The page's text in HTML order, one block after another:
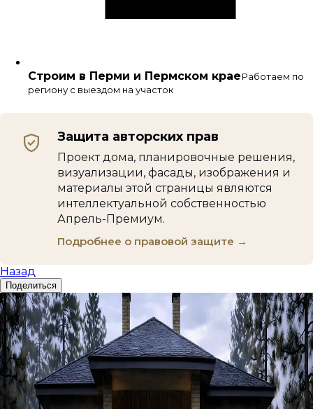
Строим в Перми и Пермском краеРаботаем по
региону с выездом на участок
Защита авторских прав
Проект дома, планировочные решения,
визуализации, фасады, изображения и
материалы этой страницы являются
интеллектуальной собственностью
Апрель-Премиум.
Подробнее о правовой защите →
Назад
Поделиться